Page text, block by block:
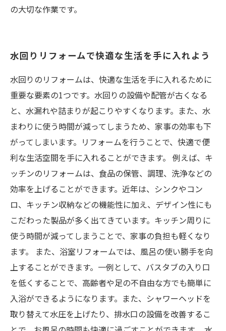
の大切な作業です。
水回りリフォームで快適な生活を手に入れよう
水回りのリフォームは、快適な生活を手に入れるために
重要な要素の1つです。水回りの設備や配管が古くなる
と、水漏れや詰まりが起こりやすくなります。また、水
まわりに使う時間が減ってしまうため、家事の効率も下
がってしまいます。リフォームを行うことで、快適で便
利な生活空間を手に入れることができます。 例えば、キ
ッチンのリフォームは、食品の保管、調理、洗浄などの
効率を上げることができます。近年は、シンクやコン
ロ、キッチン収納などの機能性に加え、デザイン性にも
こだわった製品が多く出てきています。キッチン周りに
使う時間が減ってしまうことで、家事の負担も軽くなり
ます。 また、浴室リフォームでは、風呂の使い勝手を向
上することができます。一例として、バスタブの入り口
を低くすることで、高齢者や足の不自由な方でも簡単に
入浴ができるようになります。また、シャワーヘッドを
取り替えて水圧を上げたり、排水口の設備を改善するこ